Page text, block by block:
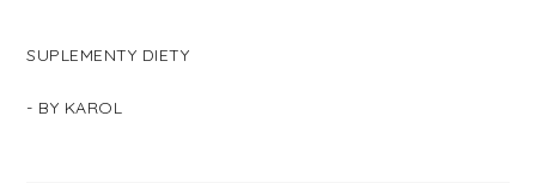
SUPLEMENTY DIETY
- BY KAROL